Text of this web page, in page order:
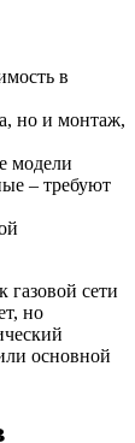
в
но и монтаж,
модели
– требуют
сети
но
основной